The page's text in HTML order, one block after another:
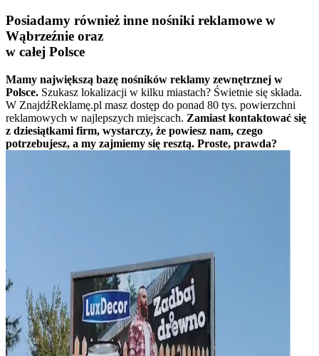
Posiadamy również inne nośniki reklamowe w
Wąbrzeźnie oraz
w całej Polsce
Mamy największą bazę nośników reklamy zewnętrznej w
Polsce. Szukasz lokalizacji w kilku miastach? Świetnie się składa.
W ZnajdźReklamę.pl masz dostęp do ponad 80 tys. powierzchni
reklamowych w najlepszych miejscach. Zamiast kontaktować się
z dziesiątkami firm, wystarczy, że powiesz nam, czego
potrzebujesz, a my zajmiemy się resztą. Proste, prawda?